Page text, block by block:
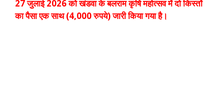
27 जुलाई 2026 को खंडवा के बलराम कृषि महोत्सव में दो किस्तों
का पैसा एक साथ (4,000 रुपये) जारी किया गया है।